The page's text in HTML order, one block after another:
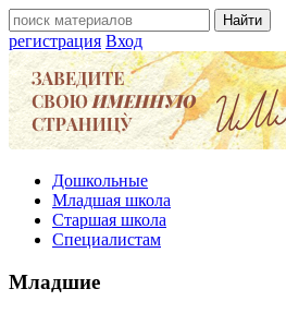
регистрация Вход
Дошкольные
Младшая школа
Старшая школа
Специалистам
Младшие